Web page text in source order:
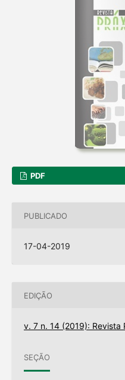
PDF
PUBLICADO
17-04-2019
EDIÇÃO
v. 7 n. 14 (2019): Revista
SEÇÃO